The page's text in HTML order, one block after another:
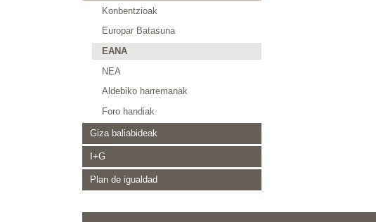
Konbentzioak
Europar Batasuna
EANA
NEA
Aldebiko harremanak
Foro handiak
Giza baliabideak
I+G
Plan de igualdad